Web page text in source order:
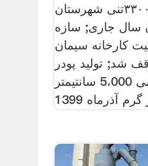
سیمان مکران۳۳٠٠تنی شهرستان
سال جاری; سازه
کارخانه سیمان
شد; تولید پودر
سرباره با نرمی 5،000 سانتیمتر
آذرماه 1399